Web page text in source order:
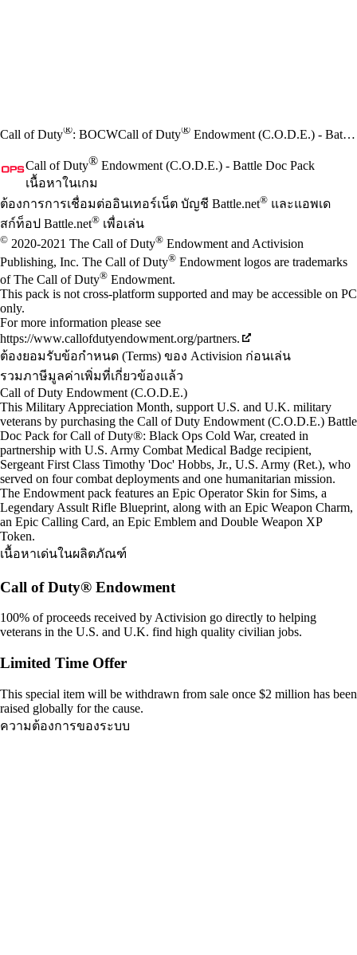
Call of Duty®: BOCWCall of Duty® Endowment (C.O.D.E.) - Battle Doc Pack
Call of Duty® Endowment (C.O.D.E.) - Battle Doc Pack
เนื้อหาในเกม
ราคา
Available actions
ต้องการการเชื่อมต่ออินเทอร์เน็ต บัญชี Battle.net® และแอพเด
สก์ท็อป Battle.net® เพื่อเล่น
© 2020-2021 The Call of Duty® Endowment and Activision
Publishing, Inc. The Call of Duty® Endowment logos are trademarks
of The Call of Duty® Endowment.
This pack is not cross-platform supported and may be accessible on PC
only.
For more information please see
https://www.callofdutyendowment.org/partners.
ต้องยอมรับข้อกำหนด (Terms) ของ Activision ก่อนเล่น
รวมภาษีมูลค่าเพิ่มที่เกี่ยวข้องแล้ว
Call of Duty Endowment (C.O.D.E.)
This Military Appreciation Month, support U.S. and U.K. military
veterans by purchasing the Call of Duty Endowment (C.O.D.E.) Battle
Doc Pack for Call of Duty®: Black Ops Cold War, created in
partnership with U.S. Army Combat Medical Badge recipient,
Sergeant First Class Timothy 'Doc' Hobbs, Jr., U.S. Army (Ret.), who
served on four combat deployments and one humanitarian mission.
The Endowment pack features an Epic Operator Skin for Sims, a
Legendary Assult Rifle Blueprint, along with an Epic Weapon Charm,
an Epic Calling Card, an Epic Emblem and Double Weapon XP
Token.
เนื้อหาเด่นในผลิตภัณฑ์
Call of Duty® Endowment
100% of proceeds received by Activision go directly to helping
veterans in the U.S. and U.K. find high quality civilian jobs.
Limited Time Offer
This special item will be withdrawn from sale once $2 million has been
raised globally for the cause.
ความต้องการของระบบ